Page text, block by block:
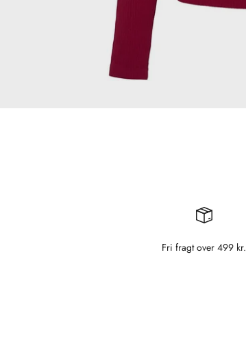
Fri fragt over 499 kr.